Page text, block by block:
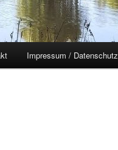
Impressum / Datenschutz